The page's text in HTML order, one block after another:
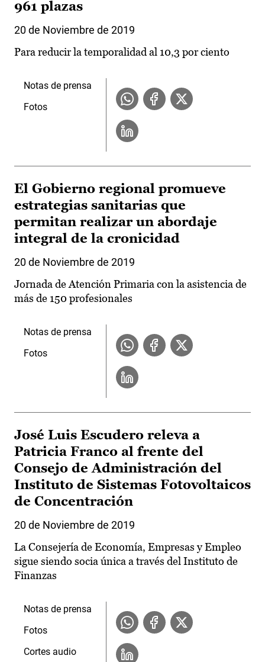
961 plazas
20 de Noviembre de 2019
Para reducir la temporalidad al 10,3 por ciento
Notas de prensa
Fotos
El Gobierno regional promueve
estrategias sanitarias que
permitan realizar un abordaje
integral de la cronicidad
20 de Noviembre de 2019
Jornada de Atención Primaria con la asistencia de
más de 150 profesionales
Notas de prensa
Fotos
José Luis Escudero releva a
Patricia Franco al frente del
Consejo de Administración del
Instituto de Sistemas Fotovoltaicos
de Concentración
20 de Noviembre de 2019
La Consejería de Economía, Empresas y Empleo
sigue siendo socia única a través del Instituto de
Finanzas
Notas de prensa
Fotos
Cortes audio